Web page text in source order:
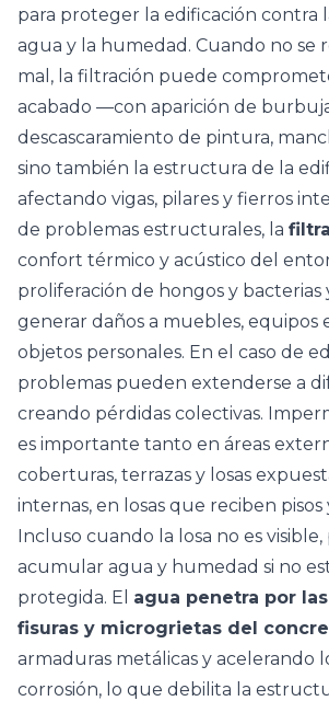
para proteger la edificación contra
agua y la humedad. Cuando no se
mal, la filtración puede
acabado —con aparición de
descascaramiento de pintura,
sino también la estructura de la
afectando vigas, pilares y fierros
de problemas estructurales, la
confort térmico y acústico del
proliferación de hongos y bacterias
generar daños a muebles, equipos
objetos personales. En el caso de
problemas pueden extenderse a
creando pérdidas colectivas.
es importante tanto en áreas
coberturas, terrazas y losas
internas, en losas que reciben
Incluso cuando la losa no es
acumular agua y humedad si no
protegida. El agua penetra por
fisuras y microgrietas del
armaduras metálicas y acelerando
corrosión, lo que debilita la